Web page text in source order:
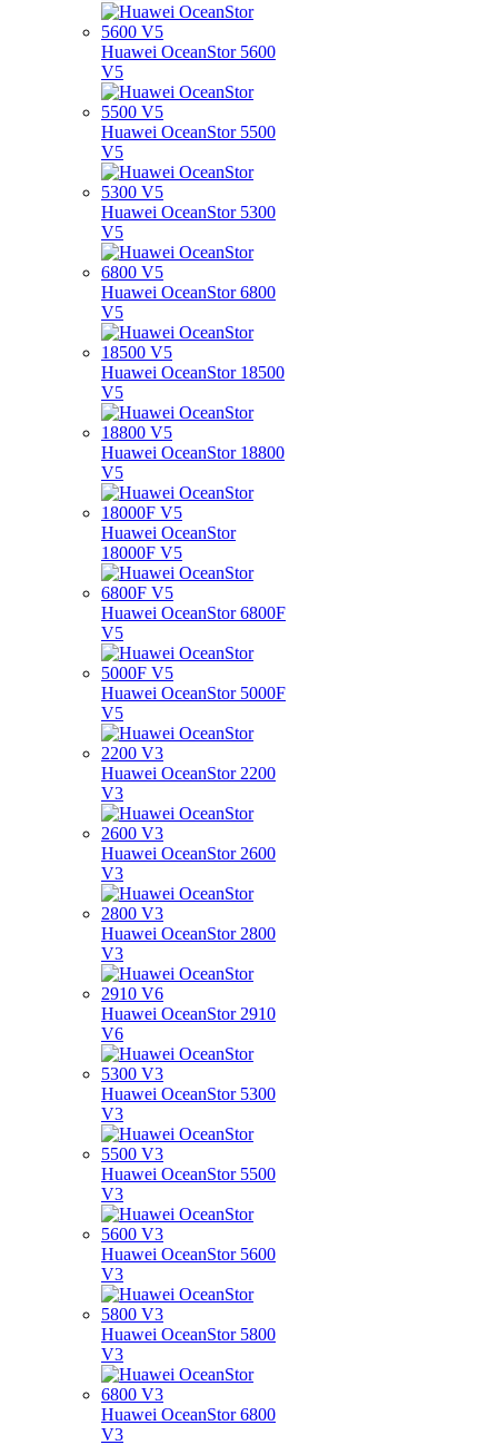
Huawei OceanStor 5600
V5
Huawei OceanStor 5500
V5
Huawei OceanStor 5300
V5
Huawei OceanStor 6800
V5
Huawei OceanStor 18500
V5
Huawei OceanStor 18800
V5
Huawei OceanStor
18000F V5
Huawei OceanStor 6800F
V5
Huawei OceanStor 5000F
V5
Huawei OceanStor 2200
V3
Huawei OceanStor 2600
V3
Huawei OceanStor 2800
V3
Huawei OceanStor 2910
V6
Huawei OceanStor 5300
V3
Huawei OceanStor 5500
V3
Huawei OceanStor 5600
V3
Huawei OceanStor 5800
V3
Huawei OceanStor 6800
V3